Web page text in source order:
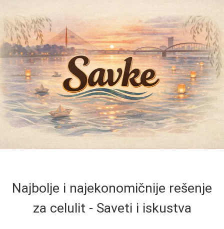
Najbolje i najekonomičnije rešenje
za celulit - Saveti i iskustva